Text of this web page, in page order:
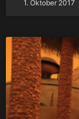
1. Oktober 2017